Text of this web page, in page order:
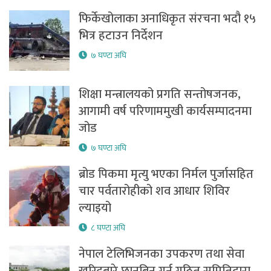
फिर्केखोलाका अनाधिकृत संरचना भदौ १५
भित्र हटाउन निर्देशन
७ घण्टा अघि
शिक्षा मन्त्रालयको प्रगति सन्तोषजनक,
आगामी वर्ष परिणाममुखी कार्यसम्पादनमा
जोड
७ घण्टा अघि
ब्रोड पिकमा मृत्यु भएका निर्मल पुर्जासहित
चार पर्वतारोहीको शव आधार शिविर
ल्याइयो
८ घण्टा अघि
नेपाल टेलिभिजनका उपकरण तथा सेवा